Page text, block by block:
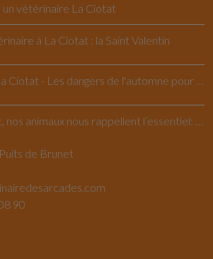
vétérinaire La Ciotat
à La Ciotat : la Saint Valentin
Vétérinaire La Ciotat - Les dangers de l'automne pour le chiens et les chats
À la Toussaint, nos animaux nous rappellent l’essentiel: vivre l’instant présent
de Brunet
90